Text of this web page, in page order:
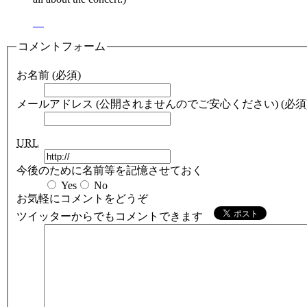
コメントフォーム
お名前 (必須)
メールアドレス (公開されませんのでご安心ください) (必
URL
今後のために名前等を記憶させておく
Yes
No
お気軽にコメントをどうぞ
ツイッターからでもコメントできます